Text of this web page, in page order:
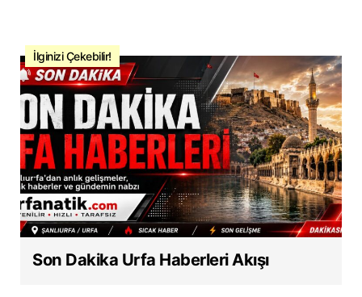
İlginizi Çekebilir!
Son Dakika Urfa Haberleri Akışı